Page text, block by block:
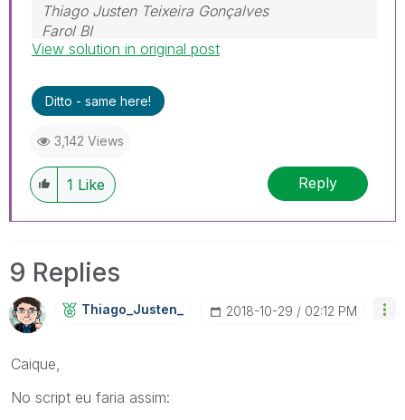
Thiago Justen Teixeira Gonçalves
Farol BI
WhatsApp: 24 98152-1675
View solution in original post
Ditto - same here!
3,142 Views
1 Like Reply
9 Replies
Thiago_Justen_ ‎2018-10-29 02:12 PM
Caique,
No script eu faria assim: